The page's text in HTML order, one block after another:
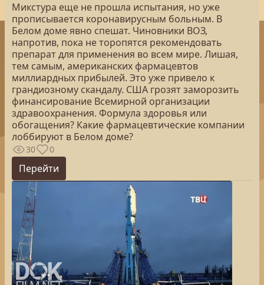
Микстура еще не прошла испытания, но уже
прописывается коронавирусным больным. В
Белом доме явно спешат. Чиновники ВОЗ,
напротив, пока не торопятся рекомендовать
препарат для применения во всем мире. Лишая,
тем самым, американских фармацевтов
миллиардных прибылей. Это уже привело к
грандиозному скандалу. США грозят заморозить
финансирование Всемирной организации
здравоохранения. Формула здоровья или
обогащения? Какие фармацевтические компании
лоббируют в Белом доме?
30 0
Перейти